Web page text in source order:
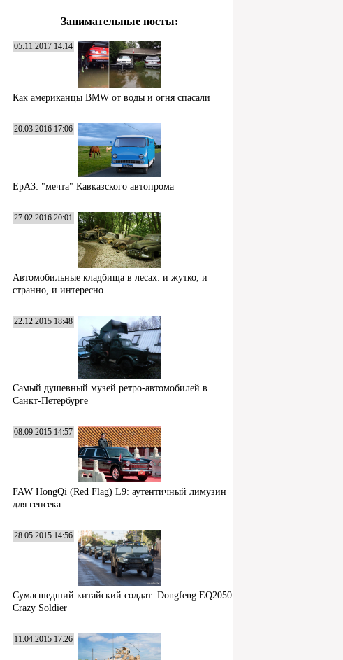
Занимательные посты:
05.11.2017 14:14
Как американцы BMW от воды и огня спасали
20.03.2016 17:06
ЕрАЗ: "мечта" Кавказского автопрома
27.02.2016 20:01
Автомобильные кладбища в лесах: и жутко, и
странно, и интересно
22.12.2015 18:48
Самый душевный музей ретро-автомобилей в
Санкт-Петербурге
08.09.2015 14:57
FAW HongQi (Red Flag) L9: аутентичный лимузин
для генсека
28.05.2015 14:56
Сумасшедший китайский солдат: Dongfeng EQ2050
Crazy Soldier
11.04.2015 17:26